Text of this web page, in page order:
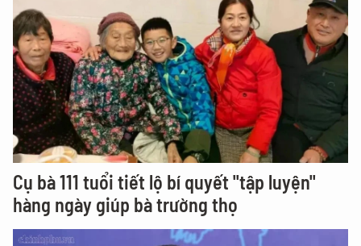
Cụ bà 111 tuổi tiết lộ bí quyết "tập luyện"
hàng ngày giúp bà trường thọ